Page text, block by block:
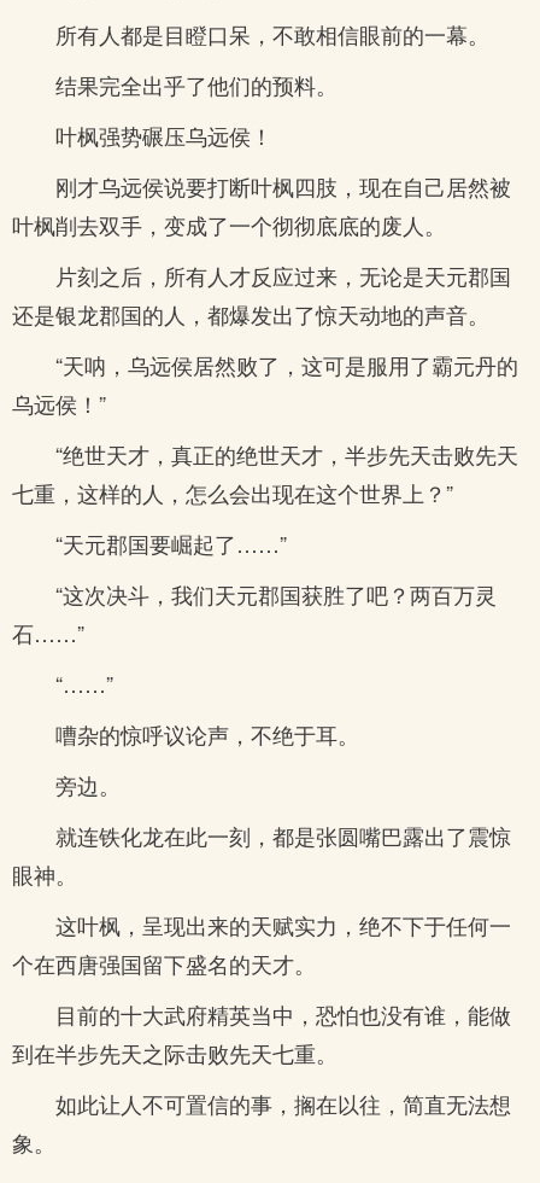
所有人都是目瞪口呆，不敢相信眼前的一幕。
结果完全出乎了他们的预料。
叶枫强势碾压乌远侯！
刚才乌远侯说要打断叶枫四肢，现在自己居然被
叶枫削去双手，变成了一个彻彻底底的废人。
片刻之后，所有人才反应过来，无论是天元郡国
还是银龙郡国的人，都爆发出了惊天动地的声音。
“天呐，乌远侯居然败了，这可是服用了霸元丹的
乌远侯！”
“绝世天才，真正的绝世天才，半步先天击败先天
七重，这样的人，怎么会出现在这个世界上？”
“天元郡国要崛起了……”
“这次决斗，我们天元郡国获胜了吧？两百万灵
石……”
“……”
嘈杂的惊呼议论声，不绝于耳。
旁边。
就连铁化龙在此一刻，都是张圆嘴巴露出了震惊
眼神。
这叶枫，呈现出来的天赋实力，绝不下于任何一
个在西唐强国留下盛名的天才。
目前的十大武府精英当中，恐怕也没有谁，能做
到在半步先天之际击败先天七重。
如此让人不可置信的事，搁在以往，简直无法想
象。